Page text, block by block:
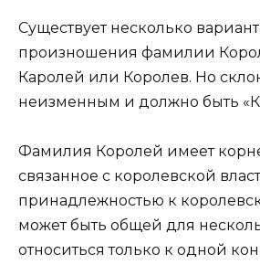
Существует несколько
произношения фамилии
Каролей или Королев. Но
неизменным и должно быть
Фамилия Королей имеет
связанное с королевской
принадлежностью к
может быть общей для
относиться только к одной